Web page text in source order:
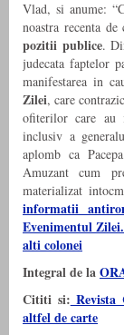
Vlad, si anume:
noastra recenta de
pozitii publice.
judecata faptelor
manifestarea in
Zilei, care
ofiterilor care au
inclusiv a
aplomb ca
Amuzant cum
materializat
informatii
Evenimentul
alti colonei
Integral de la
Cititi si: Revista
altfel de carte